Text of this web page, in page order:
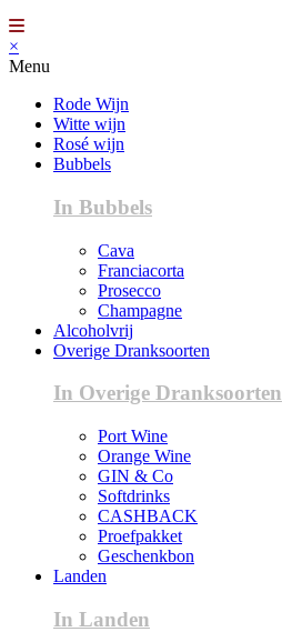
×
Menu
Rode Wijn
Witte wijn
Rosé wijn
Bubbels
In Bubbels
Cava
Franciacorta
Prosecco
Champagne
Alcoholvrij
Overige Dranksoorten
In Overige Dranksoorten
Port Wine
Orange Wine
GIN & Co
Softdrinks
CASHBACK
Proefpakket
Geschenkbon
Landen
In Landen